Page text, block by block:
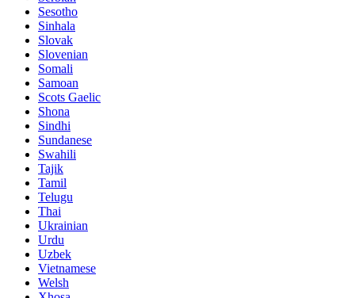
Sesotho
Sinhala
Slovak
Slovenian
Somali
Samoan
Scots Gaelic
Shona
Sindhi
Sundanese
Swahili
Tajik
Tamil
Telugu
Thai
Ukrainian
Urdu
Uzbek
Vietnamese
Welsh